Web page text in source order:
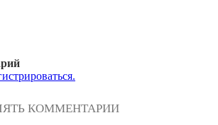
КОММЕНТАРИИ